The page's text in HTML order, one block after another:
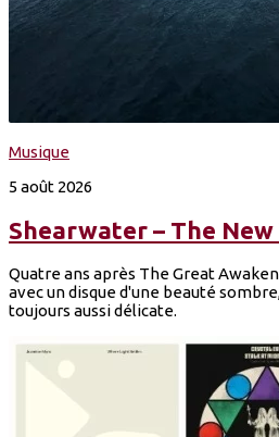
Musique
5 août 2026
Shearwater – The
Quatre ans après The Great
avec un disque d'une beauté
toujours aussi délicate.